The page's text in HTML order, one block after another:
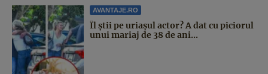
AVANTAJE.RO
Îl știi pe uriașul actor? A dat cu piciorul
unui mariaj de 38 de ani...